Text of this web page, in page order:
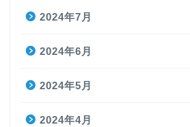
2024年7月
2024年6月
2024年5月
2024年4月